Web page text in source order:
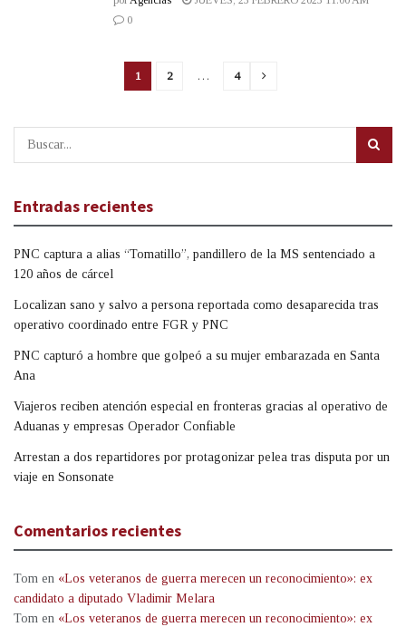
0
1 2 … 4
Entradas recientes
PNC captura a alias “Tomatillo”, pandillero de la MS sentenciado a
120 años de cárcel
Localizan sano y salvo a persona reportada como desaparecida tras
operativo coordinado entre FGR y PNC
PNC capturó a hombre que golpeó a su mujer embarazada en Santa
Ana
Viajeros reciben atención especial en fronteras gracias al operativo de
Aduanas y empresas Operador Confiable
Arrestan a dos repartidores por protagonizar pelea tras disputa por un
viaje en Sonsonate
Comentarios recientes
Tom en «Los veteranos de guerra merecen un reconocimiento»: ex
candidato a diputado Vladimir Melara
Tom en «Los veteranos de guerra merecen un reconocimiento»: ex